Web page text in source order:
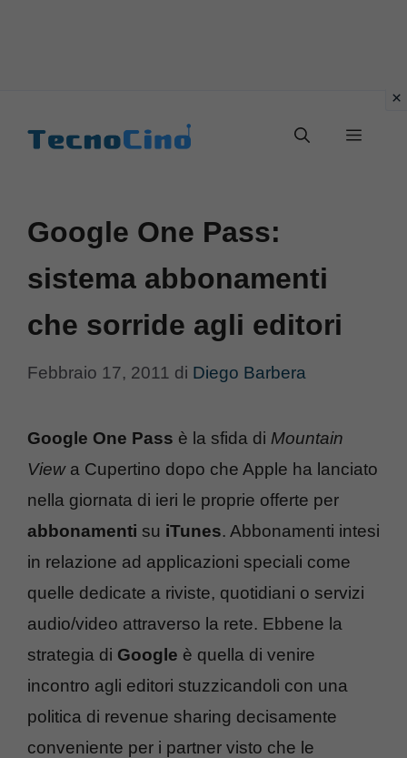
Menu
Google One Pass:
sistema abbonamenti
che sorride agli editori
Febbraio 17, 2011 di Diego Barbera
Google One Pass è la sfida di Mountain
Viewa Cupertino dopo che Apple ha lanciato
nella giornata di ieri le proprie offerte per
abbonamenti su iTunes. Abbonamenti intesi
in relazione ad applicazioni speciali come
quelle dedicate a riviste, quotidiani o servizi
audio/video attraverso la rete. Ebbene la
strategia di Google è quella di venire
incontro agli editori stuzzicandoli con una
politica di revenue sharing decisamente
conveniente per i partner visto che le